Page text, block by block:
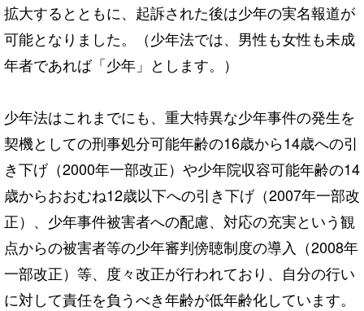
拡大するとともに、起訴された後は少年の実名報道が
可能となりました。（少年法では、男性も女性も未成
年者であれば「少年」とします。）
少年法はこれまでにも、重大特異な少年事件の発生を
契機としての刑事処分可能年齢の16歳から14歳への引
き下げ（2000年一部改正）や少年院収容可能年齢の14
歳からおおむね12歳以下への引き下げ（2007年一部改
正）、少年事件被害者への配慮、対応の充実という観
点からの被害者等の少年審判傍聴制度の導入（2008年
一部改正）等、度々改正が行われており、自分の行い
に対して責任を負うべき年齢が低年齢化しています。